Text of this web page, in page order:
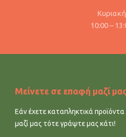
Κυριακή
10:00 –
Μείνετε σε επαφή μαζί
Εάν έχετε καταπληκτικά
μαζί μας τότε γράψτε μας κάτι!